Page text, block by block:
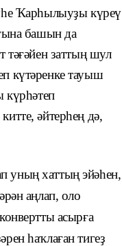
Ҡарһылыуҙы күреү
башын да
тәғәйен заттың шул
күтәренке тауыш
күрһәтеп
әйтерһең дә,
уның хаттың эйәһен,
аңлап, оло
асырға
һаҡлаған тигеҙ